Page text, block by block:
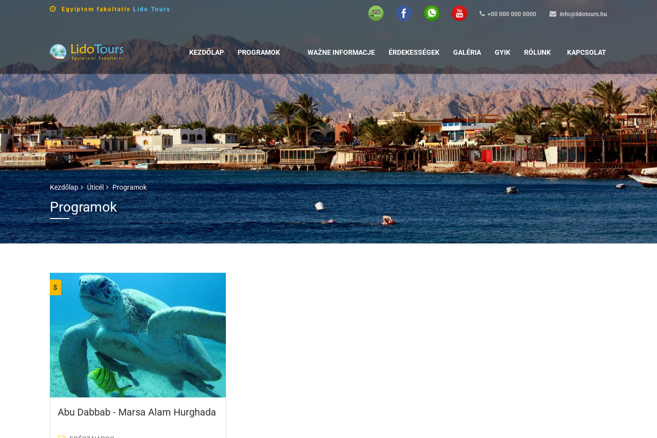
Egyiptom fakultatív Lido Tours
+00 000 000 0000 info@lidotours.hu
KEZDŐLAP PROGRAMOK WAŻNE INFORMACJE ÉRDEKESSÉGEK GALÉRIA GYIK RÓLUNK KAPCSOLAT
Kezdőlap Úticél Programok
Programok
$
Abu Dabbab - Marsa Alam Hurghada